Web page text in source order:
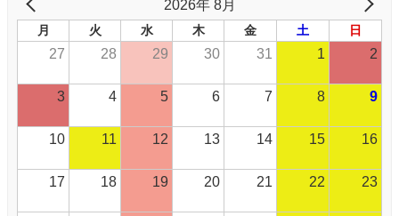
2026年 8月
月 火 水 木 金 土 日
27 28 29 30 31 1 2
3 4 5 6 7 8 9
10 11 12 13 14 15 16
17 18 19 20 21 22 23